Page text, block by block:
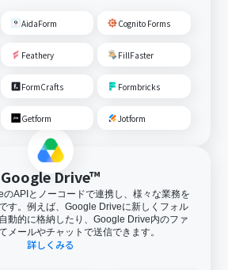
AidaForm Cognito Forms
Feathery FillFaster
FormCrafts Formbricks
Getform Jotform
Google Drive™
APIとノーコードで連携し、様々な業務を
す。例えば、Google Driveに新しくフォル
動的に格納したり、Google Drive内のファ
メールやチャットで送信できます。
詳しくみる